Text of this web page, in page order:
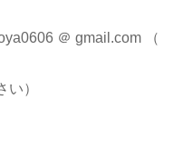
＠ gmail.com （
い）